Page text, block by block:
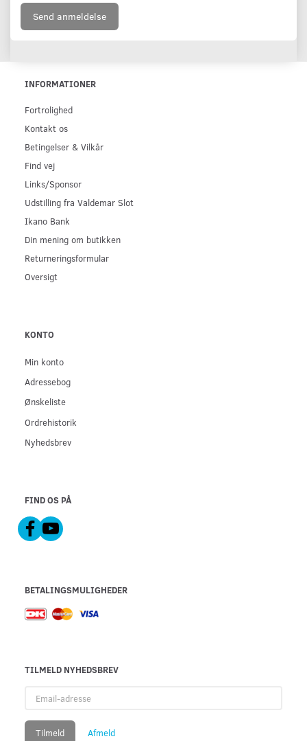
Send anmeldelse
INFORMATIONER
Fortrolighed
Kontakt os
Betingelser & Vilkår
Find vej
Links/Sponsor
Udstilling fra Valdemar Slot
Ikano Bank
Din mening om butikken
Returneringsformular
Oversigt
KONTO
Min konto
Adressebog
Ønskeliste
Ordrehistorik
Nyhedsbrev
FIND OS PÅ
BETALINGSMULIGHEDER
TILMELD NYHEDSBREV
adresse
Tilmeld Afmeld